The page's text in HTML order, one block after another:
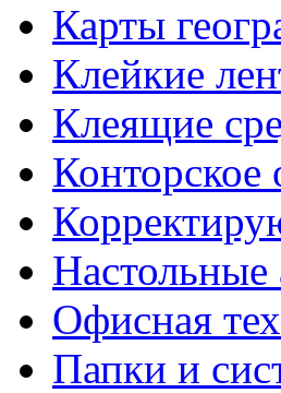
Карты
Клейкие
Клеящие
Конторское
Настольные
Офисная
Папки и